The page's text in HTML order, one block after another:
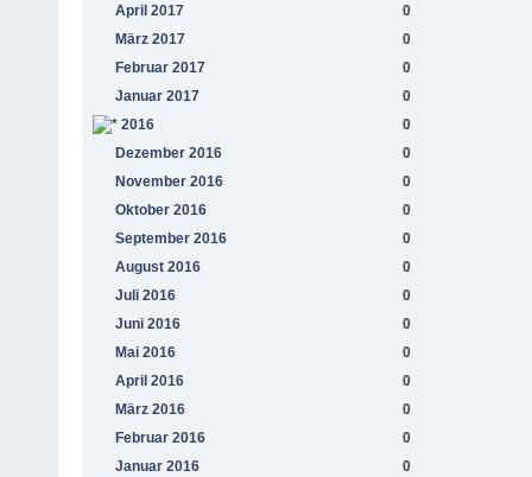
April 2017
0
März 2017
0
Februar 2017
0
Januar 2017
0
2016
0
Dezember 2016
0
November 2016
0
Oktober 2016
0
September 2016
0
August 2016
0
Juli 2016
0
Juni 2016
0
Mai 2016
0
April 2016
0
März 2016
0
Februar 2016
0
Januar 2016
0